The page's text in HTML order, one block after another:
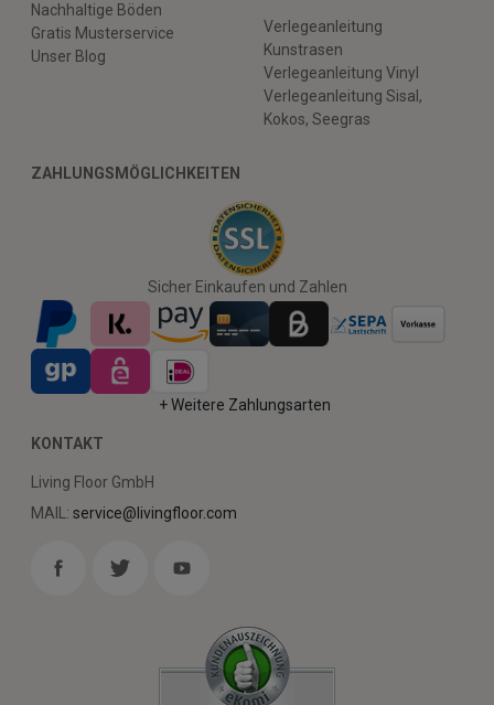
Nachhaltige Böden
Gratis Musterservice
Unser Blog
Verlegeanleitung
Kunstrasen
Verlegeanleitung Vinyl
Verlegeanleitung Sisal,
Kokos, Seegras
ZAHLUNGSMÖGLICHKEITEN
Sicher Einkaufen und Zahlen
+ Weitere Zahlungsarten
KONTAKT
Living Floor GmbH
MAIL: service@livingfloor.com